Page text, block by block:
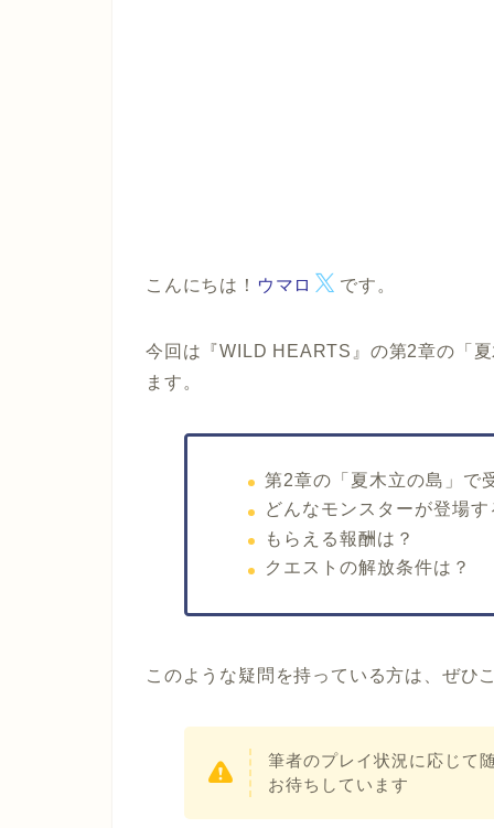
こんにちは！ ウマロ です。
今回は 『WILD HEARTS』 の第2章の 「
ます。
第2章の「夏木立の島」で
どんなモンスターが登場す
もらえる報酬は？
クエストの解放条件は？
このような疑問を持っている方は、ぜひ
筆者のプレイ状況に応じて
お待ちしています